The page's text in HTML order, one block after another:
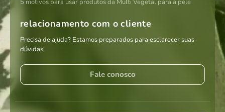
5 motivos para usar produtos da Multi Vegetal para a pele
relacionamento com o cliente
Precisa de ajuda? Estamos preparados para esclarecer suas
dúvidas!
Fale conosco